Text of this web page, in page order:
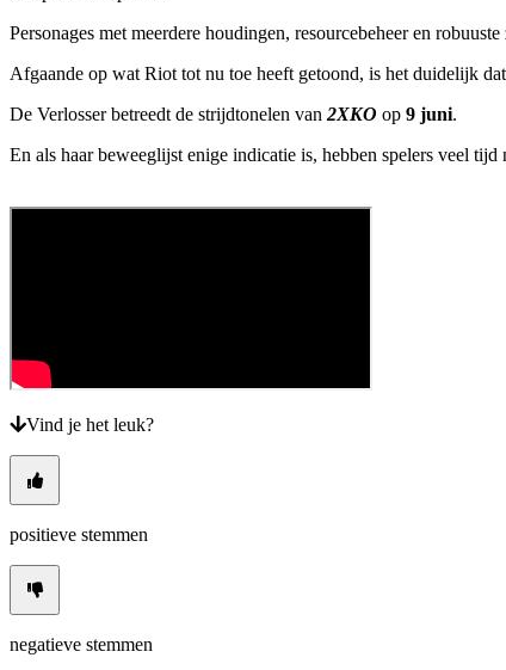
Personages met meerdere houdingen, resourcebeheer en
Afgaande op wat Riot tot nu toe heeft getoond, is het duidelijk
De Verlosser betreedt de strijdtonelen van 2XKO op 9 juni.
En als haar beweeglijst enige indicatie is, hebben spelers veel
Vind je het leuk?
positieve stemmen
negatieve stemmen